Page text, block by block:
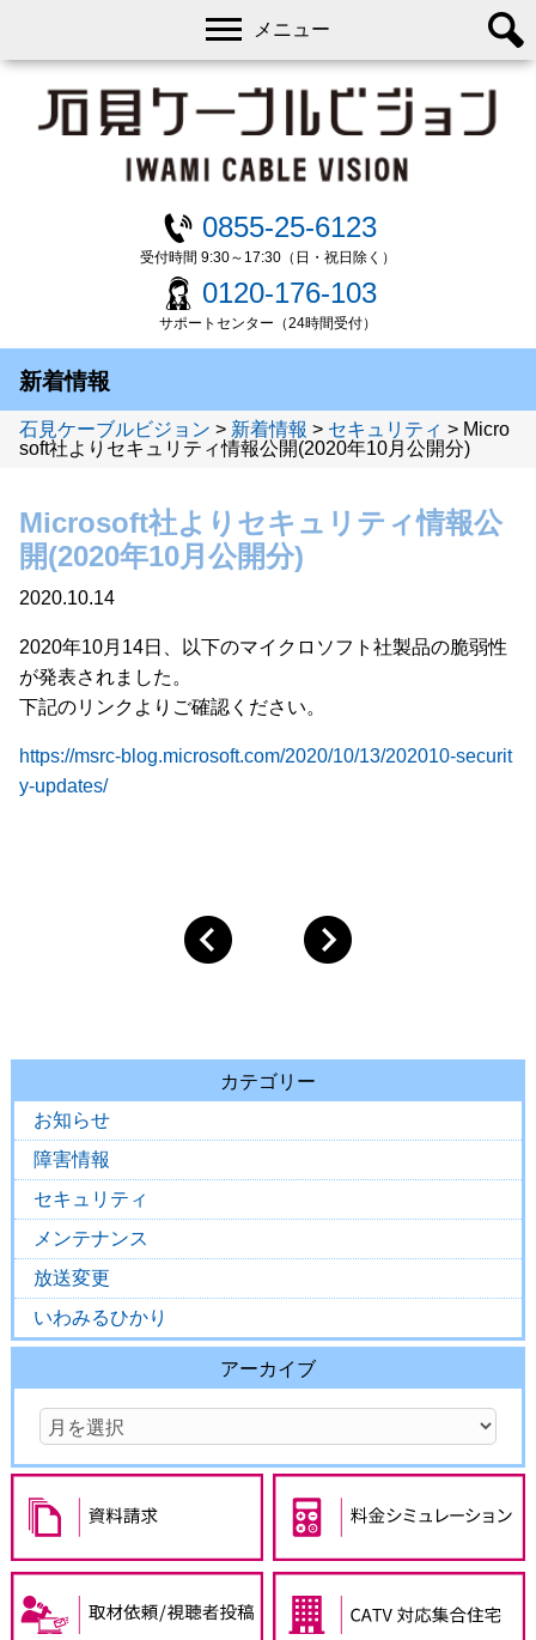
0855-25-6123
受付時間 9:30～17:30（日・祝日除く）
0120-176-103
サポートセンター（24時間受付）
メニュー
新着情報
石見ケーブルビジョン > 新着情報 > セキュリティ > Micro
soft社よりセキュリティ情報公開(2020年10月公開分)
Microsoft社よりセキュリティ情報公
開(2020年10月公開分)
2020.10.14
2020年10月14日、以下のマイクロソフト社製品の脆弱性
が発表されました。
下記のリンクよりご確認ください。
https://msrc-blog.microsoft.com/2020/10/13/202010-securit
y-updates/
カテゴリー
お知らせ
障害情報
セキュリティ
メンテナンス
放送変更
いわみるひかり
アーカイブ